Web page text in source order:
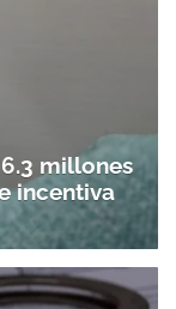
boletín.
millones
incentiva